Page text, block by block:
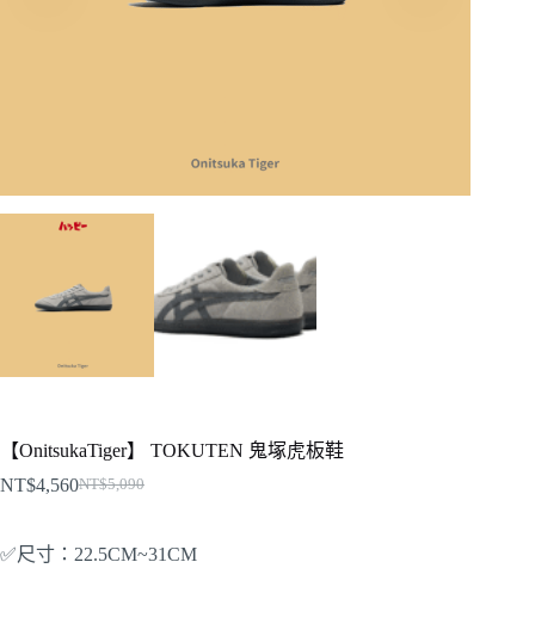
【OnitsukaTiger】 TOKUTEN 鬼塚虎板鞋
NT$5,090
NT$4,560
✅尺寸：22.5CM~31CM